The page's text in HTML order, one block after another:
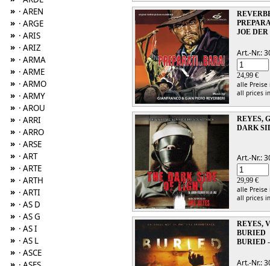
» · AREN
» · ARGE
» · ARIS
» · ARIZ
» · ARMA
» · ARME
» · ARMO
» · ARMY
» · AROU
» · ARRI
» · ARRO
» · ARSE
» · ART
» · ARTE
» · ARTH
» · ARTI
» · AS D
» · AS G
» · AS I
» · AS L
» · ASCE
JOE
Art.-Nr.:
24,99 €
alle
all prices
REYES,
DARK
Art.-Nr.:
29,99 €
alle
all prices
REYES,
BURIED
BURIED
Art.-Nr.: